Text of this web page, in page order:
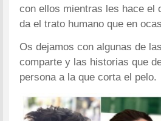
con ellos mientras les hace el
da el trato humano que en
Os dejamos con algunas de
comparte y las historias que
persona a la que corta el pelo.